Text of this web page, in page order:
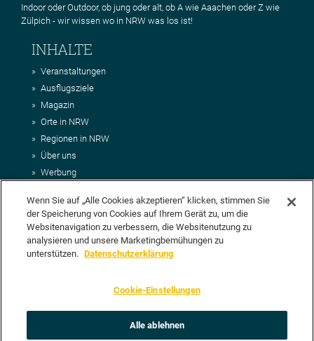
Indoor oder Outdoor, ob jung oder alt, ob A wie Aaachen oder Z wie
Zülpich - wir wissen wo in NRW was los ist!
INHALTE
Veranstaltungen
Ausflugsziele
Magazin
Orte in NRW
Regionen in NRW
Über uns
Werbung
Impressum
AGB
Datenschutz
DEIN VORSCHLAG FÜR NRWHITS
vorschlagen? Klasse, dann nutze doch einfach
Unsere Redaktion wird Deinen Vorschlag dann so schnell wie
Wenn Sie auf „Alle Cookies akzeptieren“ klicken, stimmen Sie
der Speicherung von Cookies auf Ihrem Gerät zu, um die
Websitenavigation zu verbessern, die Websitenutzung zu
analysieren und unsere Marketingbemühungen zu
unterstützen. Datenschutzerklärung
Cookie-Einstellungen
Alle ablehnen